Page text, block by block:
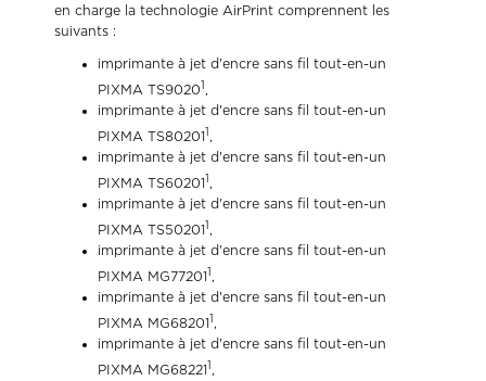
en charge la technologie AirPrint comprennent les
suivants :
imprimante à jet d'encre sans fil tout-en-un
PIXMA TS90201 ,
imprimante à jet d'encre sans fil tout-en-un
PIXMA TS802011 ,
imprimante à jet d'encre sans fil tout-en-un
PIXMA TS602011 ,
imprimante à jet d'encre sans fil tout-en-un
PIXMA TS502011 ,
imprimante à jet d'encre sans fil tout-en-un
PIXMA MG772011 ,
imprimante à jet d'encre sans fil tout-en-un
PIXMA MG682011 ,
imprimante à jet d'encre sans fil tout-en-un
PIXMA MG682211 ,